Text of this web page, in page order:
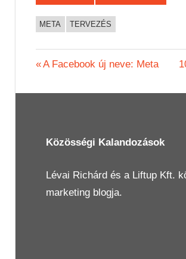
META TERVEZÉS
Bejegyzés
navigáció
Previous
A Facebook új neve: Meta
Közösségi Kalandozások
Lévai Richárdés a Liftup Kft.
marketing blogja.